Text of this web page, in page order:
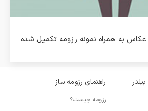
به همراه نمونه رزومه تکمیل شده
راهنمای رزومه ساز
رزومه چیست؟